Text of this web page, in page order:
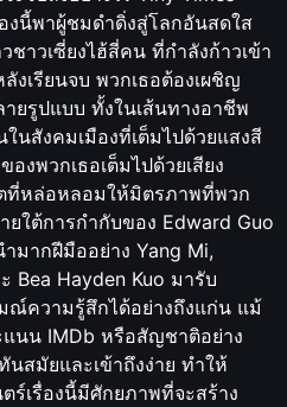
งนี้พาผู้ชมดำดิ่งสู่โลกอันสดใส
าวเซี่ยงไฮ้สี่คน ที่กำลังก้าวเข้า
งเรียนจบ พวกเธอต้องเผชิญ
ยรูปแบบ ทั้งในเส้นทางอาชีพ
นสังคมเมืองที่เต็มไปด้วยแสงสี
งพวกเธอเต็มไปด้วยเสียง
ที่หล่อหลอมให้มิตรภาพที่พวก
ใต้การกำกับของ Edward Guo
มากฝีมืออย่าง Yang Mi,
Bea Hayden Kuo มารับ
ความรู้สึกได้อย่างถึงแก่น แม้
นน IMDb หรือสัญชาติอย่าง
สมัยและเข้าถึงง่าย ทำให้
ร์เรื่องนี้มีศักยภาพที่จะสร้าง